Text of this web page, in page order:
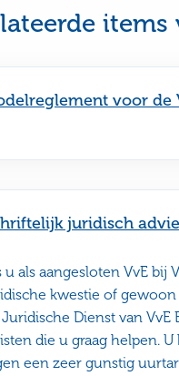
useful
items
voor de
juridisch
u als aangesloten VvE bij
kwestie of
Dienst van VvE
die u graag helpen.
een zeer gunstig